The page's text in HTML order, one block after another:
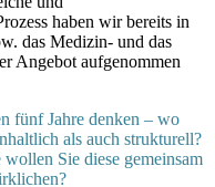
haben wir bereits in
das Medizin- und das
Angebot aufgenommen
fünf Jahre denken – wo
als auch strukturell?
Sie diese gemeinsam